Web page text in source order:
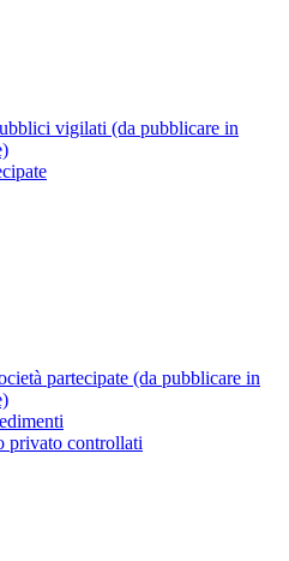
vigilati (da pubblicare in
partecipate (da pubblicare in
privato controllati